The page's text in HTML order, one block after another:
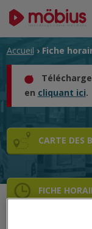
Accueil › Fiche
en cliquant ici.
CARTE DES
FICHE